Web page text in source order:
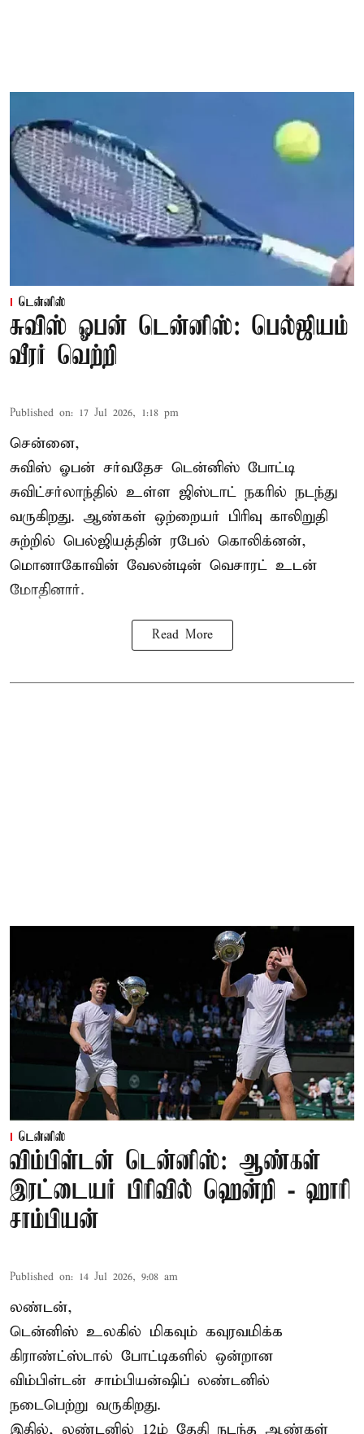
டென்னிஸ்
சுவிஸ் ஓபன் டென்னிஸ்: பெல்ஜியம்
வீரர் வெற்றி
Published on: 17 Jul 2026, 1:18 pm
சென்னை,
சுவிஸ் ஓபன் சர்வதேச டென்னிஸ் போட்டி
சுவிட்சர்லாந்தில் உள்ள ஜிஸ்டாட் நகரில் நடந்து
வருகிறது. ஆண்கள் ஒற்றையர் பிரிவு காலிறுதி
சுற்றில் பெல்ஜியத்தின் ரபேல் கொலிக்னன்,
மொனாகோவின் வேலன்டின் வெசாரட் உடன்
மோதினார்.
Read More
டென்னிஸ்
விம்பிள்டன் டென்னிஸ்: ஆண்கள்
இரட்டையர் பிரிவில் ஹென்றி - ஹாரி
சாம்பியன்
Published on: 14 Jul 2026, 9:08 am
லண்டன்,
டென்னிஸ் உலகில் மிகவும் கவுரவமிக்க
கிராண்ட்ஸ்டால் போட்டிகளில் ஒன்றான
விம்பிள்டன் சாம்பியன்ஷிப் லண்டனில்
நடைபெற்று வருகிறது.
இதில், லண்டனில் 12ம் தேதி நடந்த ஆண்கள்